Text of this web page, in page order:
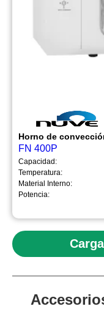
Horno de
FN 400P
Capacidad:
Temperatura:
Material Interno:
Potencia: